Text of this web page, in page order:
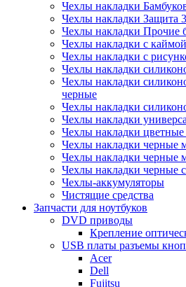
Чехлы накладки
Чехлы накладки Защита
Чехлы накладки Прочие
Чехлы накладки с
Чехлы накладки с
Чехлы накладки
Чехлы накладки
черные
Чехлы накладки
Чехлы накладки
Чехлы накладки
Чехлы накладки черные
Чехлы накладки черные
Чехлы накладки черные
Чехлы-аккумуляторы
Чистящие средства
Запчасти для ноутбуков
DVD приводы
Крепление
USB платы разъемы
Acer
Dell
Fujitsu